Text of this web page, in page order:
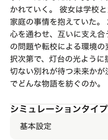
かれていく。 彼女は学校
家庭の事情を抱えていた
心を通わせ、互いに支え
の問題や転校による環境
択次第で、灯台の光ように
切ない別れが待つ未来か
でどんな物語を紡ぐのか。
シミュレーションタイプ
基本設定